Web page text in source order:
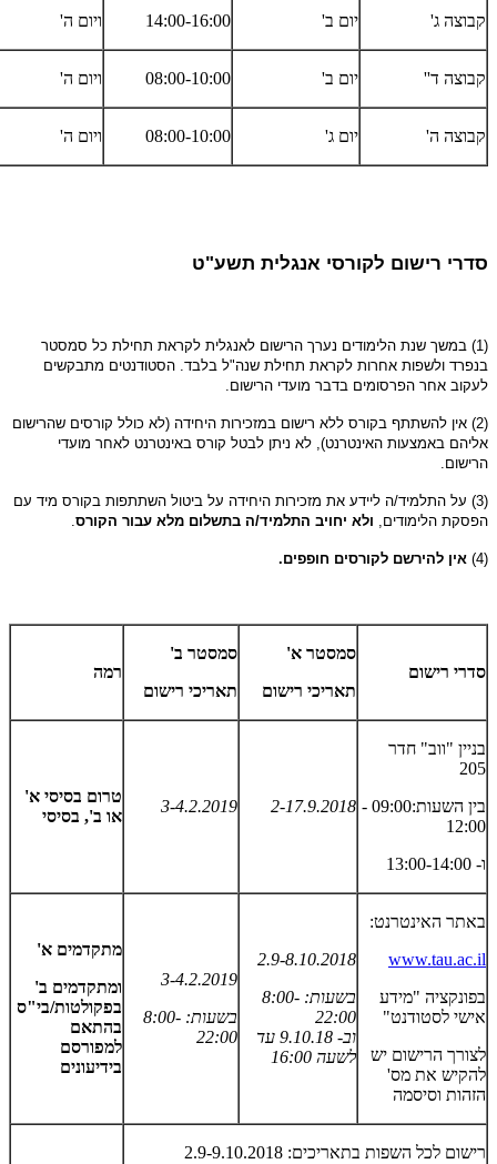
קבוצה ג' יום ב' 14:00-16:00 ויום ה'
קבוצה ד'' יום ב' 08:00-10:00 ויום ה'
קבוצה ה' יום ג' 08:00-10:00 ויום ה'
סדרי רישום לקורסי אנגלית תשע"ט
(1) במשך שנת הלימודים נערך הרישום לאנגלית לקראת תחילת כל סמסטר
בנפרד ולשפות אחרות לקראת תחילת שנה"ל בלבד. הסטודנטים מתבקשים
לעקוב אחר הפרסומים בדבר מועדי הרישום.
(2) אין להשתתף בקורס ללא רישום במזכירות היחידה (לא כולל קורסים שהרישום
אליהם באמצעות האינטרנט), לא ניתן לבטל קורס באינטרנט לאחר מועדי
הרישום.
(3) על התלמיד/ה ליידע את מזכירות היחידה על ביטול השתתפות בקורס מיד עם
הפסקת הלימודים, ולא יחויב התלמיד/ה בתשלום מלא עבור הקורס.
(4) אין להירשם לקורסים חופפים.
סדרי רישום
סמסטר א'
תאריכי רישום
סמסטר ב'
תאריכי רישום
רמה
בניין "ווב" חדר
205
בין השעות:09:00 -
12:00
ו- 13:00-14:00
2-17.9.2018
3-4.2.2019
טרום בסיסי א'
או ב', בסיסי
באתר האינטרנט:
www.tau.ac.il
בפונקציה "מידע
אישי לסטודנט"
לצורך הרישום יש
להקיש את מס'
הזהות וסיסמה
2.9-8.10.2018
בשעות: 8:00-
22:00
וב- 9.10.18 עד
לשעה 16:00
3-4.2.2019
בשעות: 8:00-
22:00
מתקדמים א'
ומתקדמים ב'
בפקולטות/בי"ס
בהתאם
למפורסם
בידיעונים
רישום לכל השפות בתאריכים: 2.9-9.10.2018